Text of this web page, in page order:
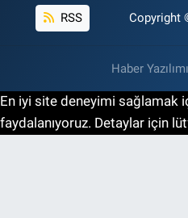
RSS Copyright
Haber
En iyi site deneyimi sağlamak
faydalanıyoruz. Detaylar için